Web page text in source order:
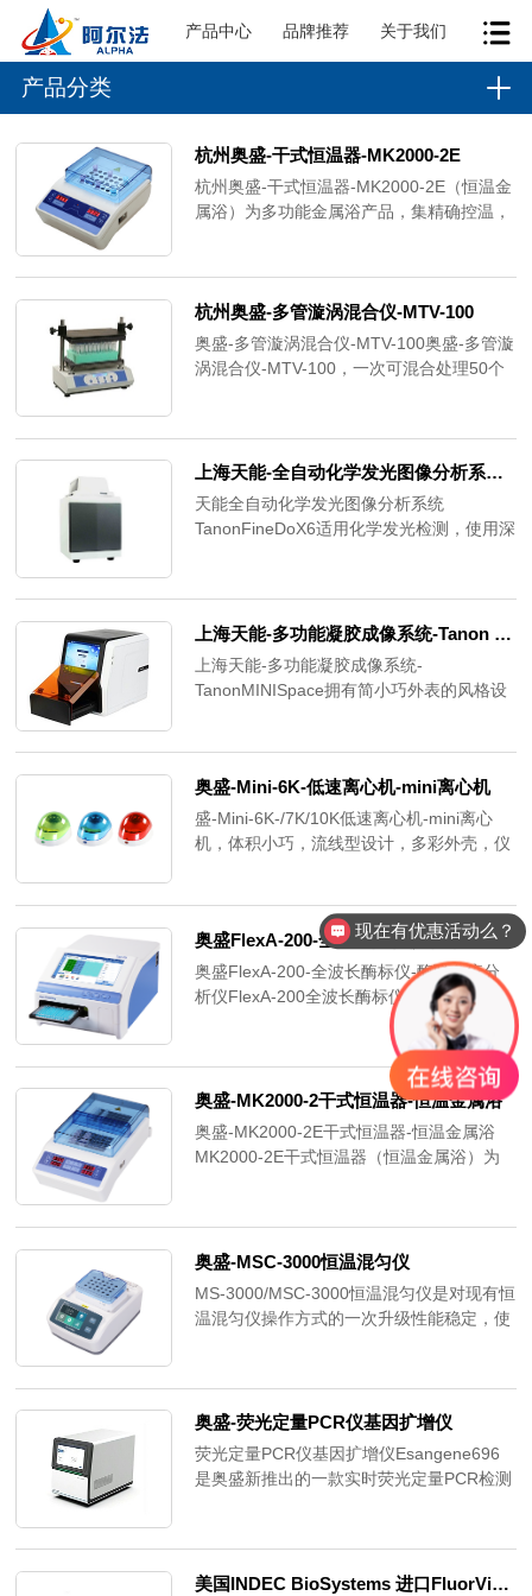
产品中心 品牌推荐 关于我们
产品分类
杭州奥盛-干式恒温器​-MK2000-2E​
杭州奥盛-干式恒温器-MK2000-2E（恒温金
属浴）为多功能金属浴产品，集精确控温，
杭州奥盛-多管漩涡混合仪-MTV-100
奥盛-多管漩涡混合仪-MTV-100奥盛-多管漩
涡混合仪-MTV-100，一次可混合处理50个
显示速度、时间、微处理器控制速度和时间
标配12mm泡沫试管架、托盘垫可编程的点
动模式，允许用户设置1~59的点动混合。
上海天能-全自动化学发光图像分析系统-Tanon Fine Do X6
天能全自动化学发光图像分析系统
TanonFineDoX6适用化学发光检测，使用深
求高的化学发光与部分活体动植物发光的检
测。其使用的背照式CCD技术，具有较高的
感光效率，是传统CCD的数倍。
上海天能-多功能凝胶成像系统-Tanon MINI Space
上海天能-多功能凝胶成像系统-
TanonMINISpace拥有简小巧外表的风格设
提供一个高颜值、高性能、高清晰度、高灵
敏度及操作简便的图像分析工具。
奥盛-Mini-6K-低速离心机-​mini离心机​
盛-Mini-6K-/7K/10K低速离心机-mini离心
机，体积小巧，流线型设计，多彩外壳，仪
室试剂混合及样品瞬时离心需求。人性化设
计，开盖即停，合盖自动运行。
奥盛FlexA-200-全波长酶标仪​-酶联免疫分析仪​
奥盛FlexA-200-全波长酶标仪-酶联免疫分
析仪FlexA-200全波长酶标仪是一款基于光
栅单色器，波长范围200-1000m的酶标仪，
拥有灵活检测优势，无需加配额外的滤光
片。可用于光谱扫描，终点法和动力学检
测。适用于带盖及不带盖的96孔板和384孔
板。
奥盛-MK2000-2干式恒温器-恒温金属浴​
奥盛-MK2000-2E干式恒温器-恒温金属浴
MK2000-2E干式恒温器（恒温金属浴）为
格模块、对2个模块进行独立加热、恒温且
外观精致的产品。产品特点1.控温精确，加
热快速安全----源于新的温度控制技术，精
密品质模块加工，确保了热传导性。2.多
种......
奥盛-MSC-3000恒温混匀仪
MS-3000/MSC-3000恒温混匀仪是对现有恒
温混匀仪操作方式的一次升级性能稳定，使
命、免保养内置超温保护装置，性能可靠。
奥盛-荧光定量PCR仪基因扩增仪
荧光定量PCR仪基因扩增仪Esangene696
是奥盛新推出的一款实时荧光定量PCR检测
能，搭配简单易懂的操控方式，可满足定性
分析、定量分析、SNP分析、熔解曲线分析美国INDEC BioSystems 进口FluorVivo 荧光小动物活体成像系统
现在有优惠活动么？